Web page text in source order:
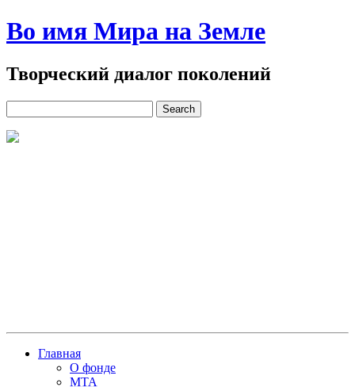
Во имя Мира на Земле
Творческий диалог поколений
Главная
О фонде
МТА